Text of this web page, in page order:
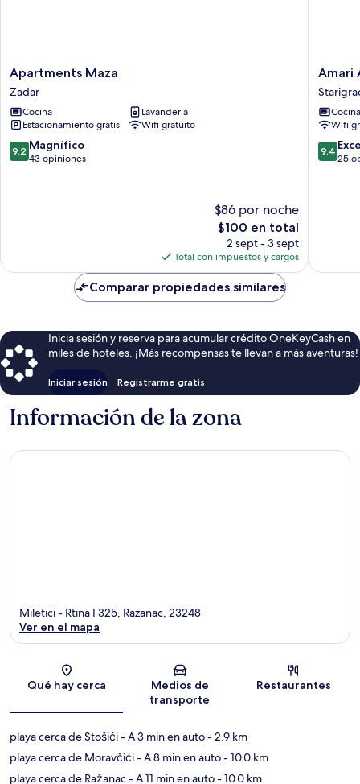
Apartments
Maza
Zadar
Apartments Maza
Zadar
Cocina
Lavandería
Estacionamiento gratis
Wifi gratuito
9.2
de
9.2 Magnífico
43 opiniones
$86 por noche
El
precio
actual
es
de
$100
$100 en total
2 sept - 3 sept
Total con impuestos y cargos
Amari
Amari
Cocina
Wifi
9.4
de
9.4
25
Comparar propiedades similares
Inicia sesión y reserva para acumular crédito OneKeyCash en
miles de hoteles. ¡Más recompensas te llevan a más aventuras!
Iniciar sesión Registrarme gratis
Información de la zona
Sección del mapa
Miletici - Rtina I 325, Razanac, 23248
Ver en el mapa
Qué hay cerca
Medios de
transporte
Restaurantes
playa cerca de Stošići- A 3 min en auto- 2.9 km
playa cerca de Moravčići- A 8 min en auto- 10.0 km
playa cerca de Ražanac- A 11 min en auto- 10.0 km